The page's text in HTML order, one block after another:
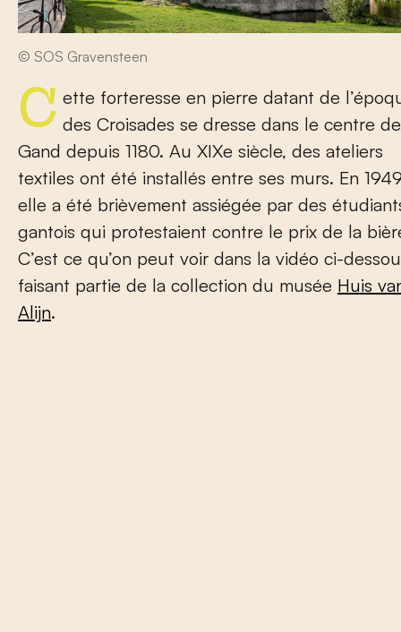
© SOS Gravensteen
Cette forteresse en pierre datant de l’époque des Croisades se dresse dans le centre de
Gand depuis 1180. Au XIXe siècle, des ateliers
textiles ont été installés entre ses murs. En
elle a été brièvement assiégée par des
gantois qui protestaient contre le prix de la
C’est ce qu’on peut voir dans la vidéo ci-
faisant partie de la collection du musée Huis
Alijn.